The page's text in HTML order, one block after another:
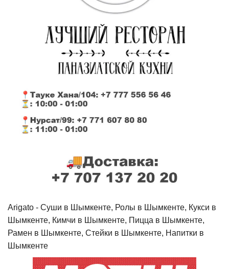
Arigato - Cуши в Шымкенте, Ролы в Шымкенте, Кукси в
Шымкенте, Кимчи в Шымкенте, Пицца в Шымкенте,
Рамен в Шымкенте, Стейки в Шымкенте, Напитки в
Шымкенте